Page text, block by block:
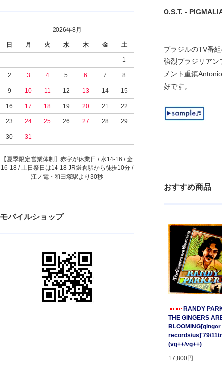
2026年8月
日 月 火 水 木 金 土
1
2 3 4 5 6 7 8
9 10 11 12 13 14 15
16 17 18 19 20 21 22
23 24 25 26 27 28 29
30 31
【夏季限定営業体制】赤字が休業日 / 水14-16 / 金
16-18 / 土日祭日は14-18 JR鎌倉駅から徒歩10分 /
江ノ電・和田塚駅より30秒
モバイルショップ
O.S.T. -
ブラジルのTV番
強烈ブラジリアン
メント重鎮
好です。
おすすめ商品
RANDY
THE GINGERS
BLOOMING[ginger
records/us]'79/
(vg++/vg++)
17,800円